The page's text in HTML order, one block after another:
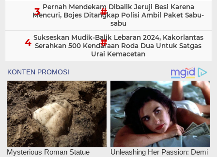
Pernah Mendekam Dibalik Jeruji Besi Karena
Mencuri, Bojes Ditangkap Polisi Ambil Paket Sabu-
sabu
Sukseskan Mudik-Balik Lebaran 2024, Kakorlantas
Serahkan 500 Kendaraan Roda Dua Untuk Satgas
Urai Kemacetan